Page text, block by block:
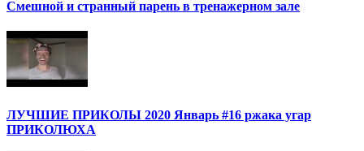
Смешной и странный парень в тренажерном зале
ЛУЧШИЕ ПРИКОЛЫ 2020 Январь #16 ржака угар
ПРИКОЛЮХА